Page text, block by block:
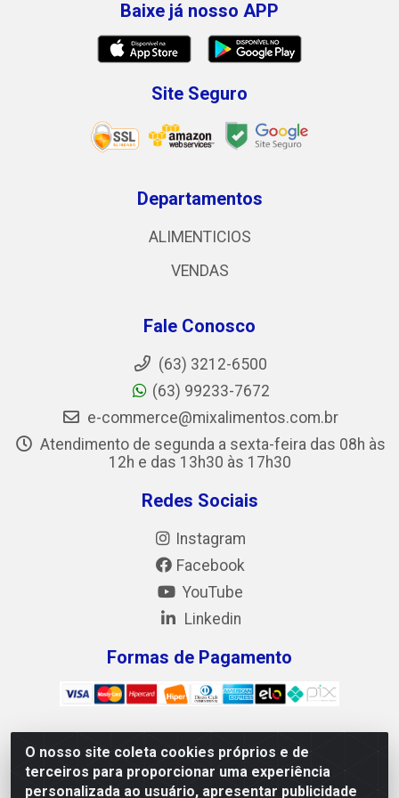
O nosso site coleta cookies próprios e de
terceiros para proporcionar uma experiência
personalizada ao usuário, apresentar publicidade
Baixe já nosso APP
Site Seguro
Departamentos
ALIMENTICIOS
VENDAS
Fale Conosco
(63) 3212-6500
(63) 99233-7672
e-commerce@mixalimentos.com.br
Atendimento de segunda a sexta-feira das 08h às
12h e das 13h30 às 17h30
Redes Sociais
Instagram
Facebook
YouTube
Linkedin
Formas de Pagamento
Mix Alimentos LTDA - Quadra Asr Ne 55 (412 Norte), Alameda
02, S/N - Plano Diretor Norte, Palmas/TO - CEP 77.006-540 -